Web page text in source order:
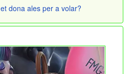
dona ales per a volar?